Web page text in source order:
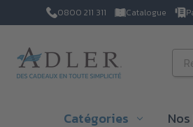
0800 211 311 Catalogue
Catégories